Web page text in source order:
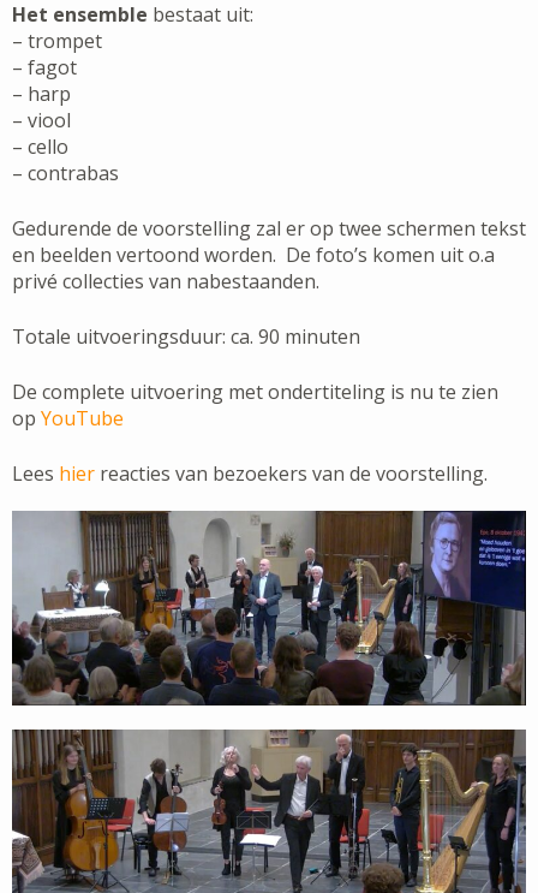
Het ensemble bestaat uit:
– trompet
– fagot
– harp
– viool
– cello
– contrabas
Gedurende de voorstelling zal er op twee schermen tekst
en beelden vertoond worden. De foto’s komen uit o.a
privé collecties van nabestaanden.
Totale uitvoeringsduur: ca. 90 minuten
De complete uitvoering met ondertiteling is nu te zien
op YouTube
Lees hier reacties van bezoekers van de voorstelling.